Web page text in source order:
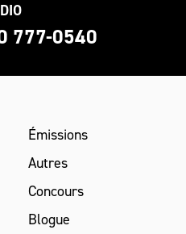
777-0540
Émissions
Autres
Concours
Blogue